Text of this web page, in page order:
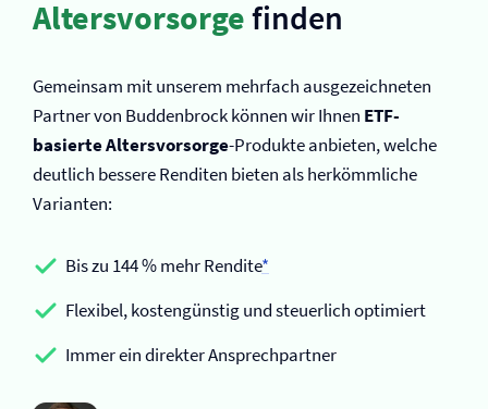
Altersvorsorgefinden
Gemeinsam mit unserem mehrfach ausgezeichneten
Partner von Buddenbrock können wir Ihnen ETF-
basierte Altersvorsorge-Produkte anbieten, welche
deutlich bessere Renditen bieten als herkömmliche
Varianten:
Bis zu 144 % mehr Rendite*
Flexibel, kostengünstig und steuerlich optimiert
Immer ein direkter Ansprechpartner